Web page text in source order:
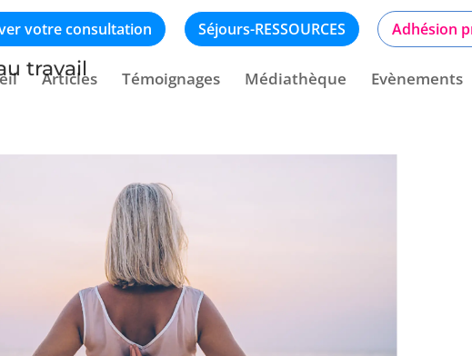
votre consultation Séjours-RESSOURCES Adhésion
Articles Témoignages Médiathèque Evènements
travail